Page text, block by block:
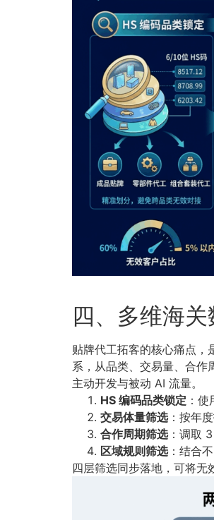
四、多维海
贴牌代工拓客的核心痛点，
系，从品类、交易量、合作
主动开发与被动 AI 流量。
HS 编码品类锁定 ：
交易体量筛选：按年
合作周期筛选：调取
区域规则筛选：结合
四层筛选同步落地，可将无